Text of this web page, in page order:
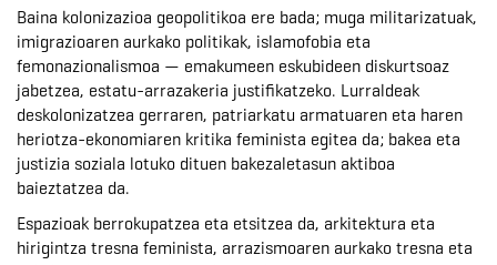
Baina kolonizazioa geopolitikoa ere bada; muga militarizatuak,
imigrazioaren aurkako politikak, islamofobia eta
femonazionalismoa — emakumeen eskubideen diskurtsoaz
jabetzea, estatu-arrazakeria justifikatzeko. Lurraldeak
deskolonizatzea gerraren, patriarkatu armatuaren eta haren
heriotza-ekonomiaren kritika feminista egitea da; bakea eta
justizia soziala lotuko dituen bakezaletasun aktiboa
baieztatzea da.
Espazioak berrokupatzea eta etsitzea da, arkitektura eta
hirigintza tresna feminista, arrazismoaren aurkako tresna eta